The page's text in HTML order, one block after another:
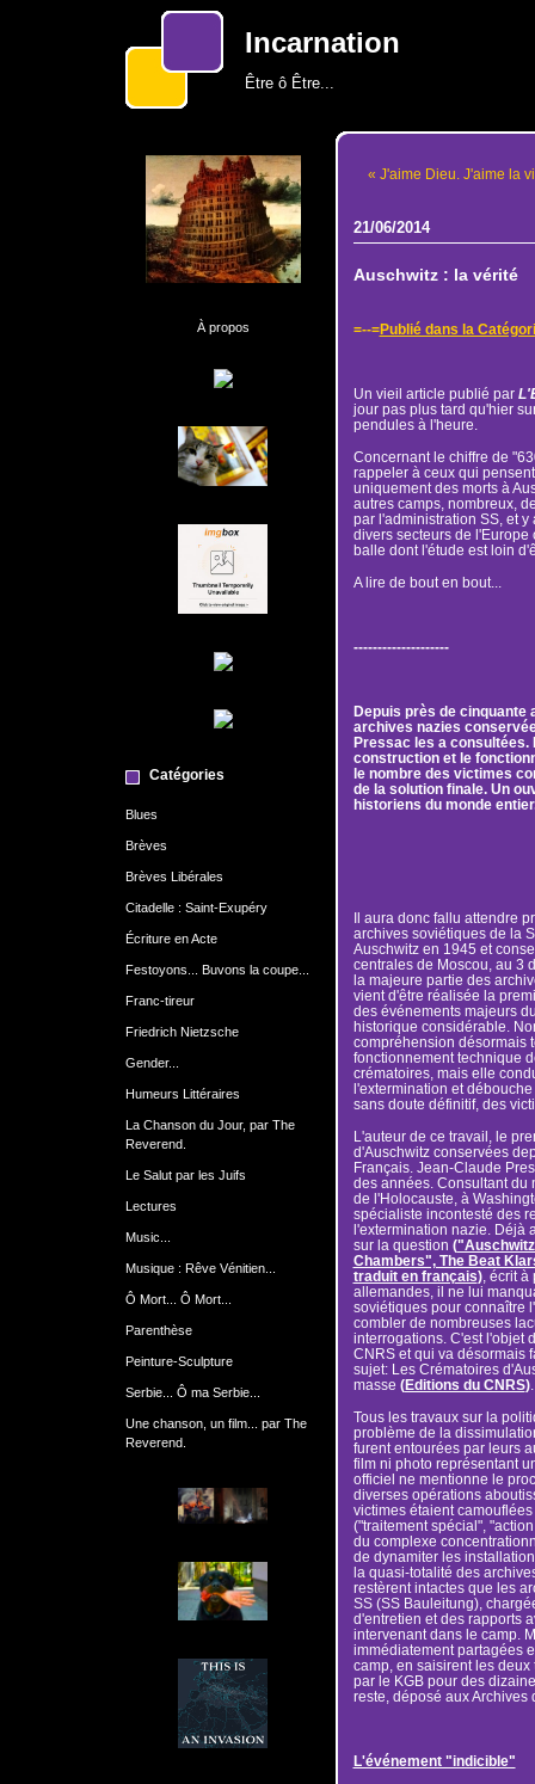
Incarnation
Être ô Être...
À propos
Catégories
Blues
Brèves
Brèves Libérales
Citadelle : Saint-Exupéry
Écriture en Acte
Festoyons... Buvons la coupe...
Franc-tireur
Friedrich Nietzsche
Gender...
Humeurs Littéraires
La Chanson du Jour, par The
Reverend.
Le Salut par les Juifs
Lectures
Music...
Musique : Rêve Vénitien...
Ô Mort... Ô Mort...
Parenthèse
Peinture-Sculpture
Serbie... Ô ma Serbie...
Une chanson, un film... par The
Reverend.
« J'aime Dieu. J'aime la
21/06/2014
Auschwitz : la vérité
=--=Publié dans la
Un vieil article publié par
jour pas plus tard qu'hier
pendules à l'heure.
Concernant le chiffre de
rappeler à ceux qui
uniquement des morts à
autres camps, nombreux,
par l'administration SS, et
divers secteurs de
balle dont l'étude est loin
A lire de bout en bout...
--------------------
Depuis près de cinquante
archives nazies
Pressac les a
construction et le
le nombre des victimes
de la solution finale. Un
historiens du monde
Il aura donc fallu attendre
archives soviétiques de la
Auschwitz en 1945 et
centrales de Moscou, au 3
la majeure partie des
vient d'être réalisée la
des événements majeurs
historique considérable.
compréhension désormais
fonctionnement technique
crématoires, mais elle
l'extermination et
sans doute définitif, des
L'auteur de ce travail, le
d'Auschwitz conservées
Français. Jean-Claude
des années. Consultant du
de l'Holocauste, à
spécialiste incontesté des
l'extermination nazie. Déjà
sur la question (
Chambers", The Beat
traduit en français), écrit à
allemandes, il ne lui
soviétiques pour connaître
combler de nombreuses
interrogations. C'est l'objet
CNRS et qui va désormais
sujet: Les Crématoires
masse (Editions du CNRS).
Tous les travaux sur la
problème de la
furent entourées par leurs
film ni photo représentant
officiel ne mentionne le
diverses opérations
victimes étaient
("traitement spécial",
du complexe
de dynamiter les
la quasi-totalité des
restèrent intactes que les
SS (SS Bauleitung),
d'entretien et des rapports
intervenant dans le camp.
immédiatement partagées
camp, en saisirent les
par le KGB pour des
reste, déposé aux Archives
L'événement "indicible"